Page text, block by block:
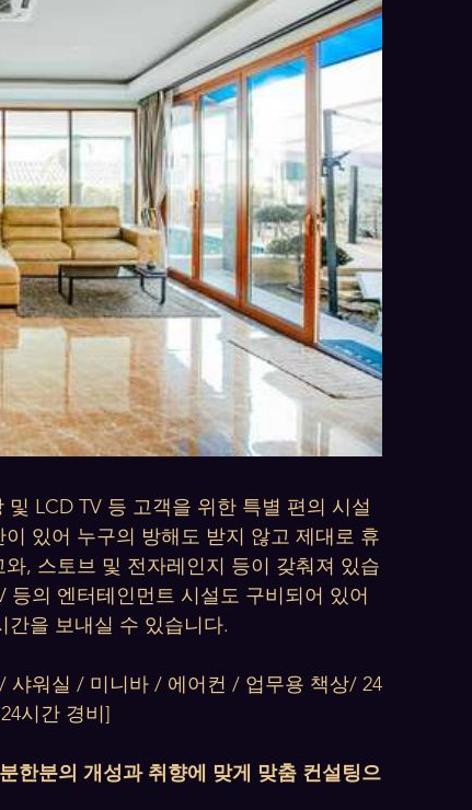
LCD TV 등 고객을 위한 특별 편의 시설
있어 누구의 방해도 받지 않고 제대로 휴
, 스토브 및 전자레인지 등이 갖춰져 있습
의 엔터테인먼트 시설도 구비되어 있어
을 보내실 수 있습니다.
워실 / 미니바 / 에어컨 / 업무용 책상/ 24
시간 경비]
한분의 개성과 취향에 맞게 맞춤 컨설팅으